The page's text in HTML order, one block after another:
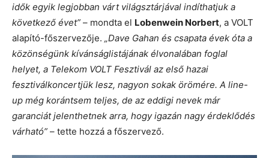
idők egyik legjobban várt világsztárjával indíthatjuk a
következő évet” – mondta el Lobenwein Norbert, a VOLT
alapító-főszervezője. „Dave Gahan és csapata évek óta a
közönségünk kívánságlistájának élvonalában foglal
helyet, a Telekom VOLT Fesztivál az első hazai
fesztiválkoncertjük lesz, nagyon sokak örömére. A line-
up még korántsem teljes, de az eddigi nevek már
garanciát jelenthetnek arra, hogy igazán nagy érdeklődés
várható” – tette hozzá a főszervező.